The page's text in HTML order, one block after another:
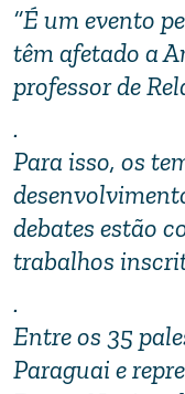
“É um evento
têm afetado a
professor de
.
Para isso, os
debates estão
trabalhos
.
Entre os 35
Paraguai e